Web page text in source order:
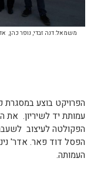
משמאל: דנה זבדי, נופר כהן,
הפרויקט בוצע במסגרת
עמותת יד לשיריון. את
הפקולטה לעיצוב
הפסל דוד פאר. אדר'
העמותה.